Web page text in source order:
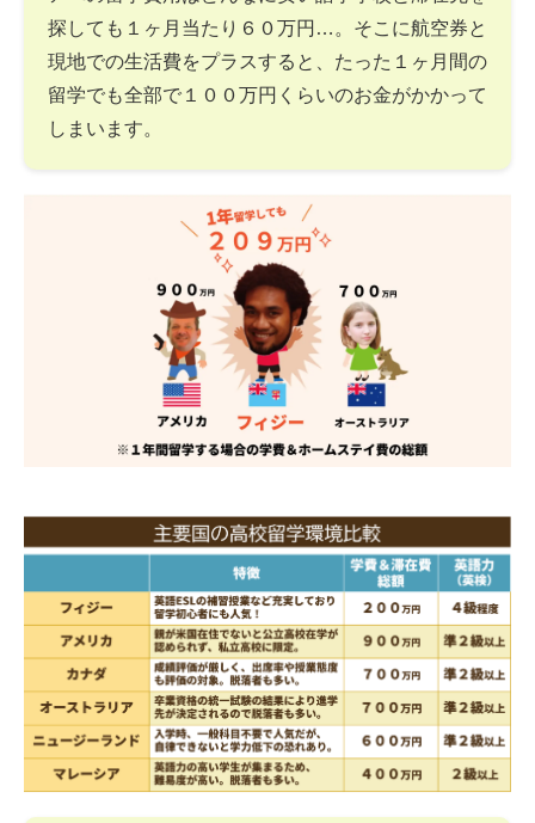
探しても１ヶ月当たり６０万円…。そこに航空券と
現地での生活費をプラスすると、たった１ヶ月間の
留学でも全部で１００万円くらいのお金がかかって
しまいます。